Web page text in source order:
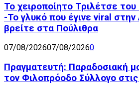
Το χειροποίητο Τριλέτσε
-Το γλυκό που έγινε viral
βρείτε στα Πούλιθρα
07/08/202607/08/20260
Πραγματευτή: Παραδοσιακή
τον Φιλοπρόοδο Σύλλογο